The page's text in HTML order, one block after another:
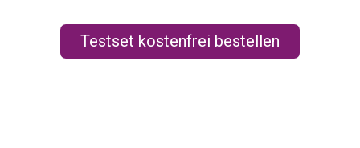
Testset kostenfrei bestellen